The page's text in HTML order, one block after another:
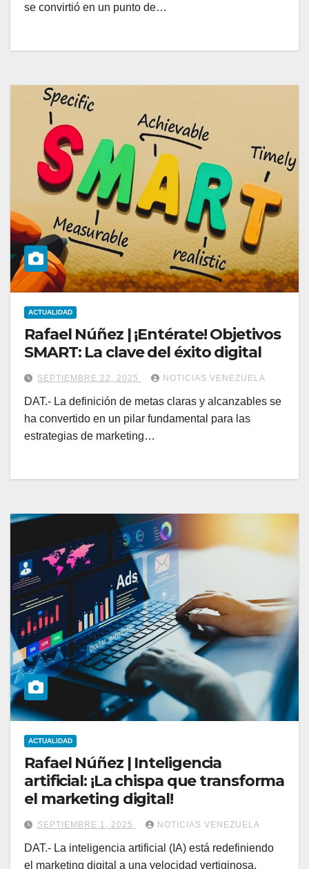
se convirtió en un punto de…
ACTUALIDAD
Rafael Núñez | ¡Entérate! Objetivos
SMART: La clave del éxito digital
SEPTIEMBRE 22, 2025 NOTICIAS VENEZUELA
DAT.- La definición de metas claras y alcanzables se
ha convertido en un pilar fundamental para las
estrategias de marketing…
ACTUALIDAD
Rafael Núñez | Inteligencia
artificial: ¡La chispa que transforma
el marketing digital!
SEPTIEMBRE 1, 2025 NOTICIAS VENEZUELA
DAT.- La inteligencia artificial (IA) está redefiniendo
el marketing digital a una velocidad vertiginosa.